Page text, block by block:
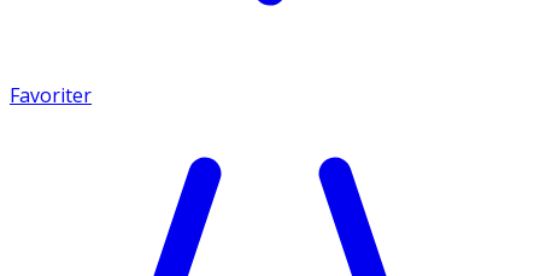
Favoriter